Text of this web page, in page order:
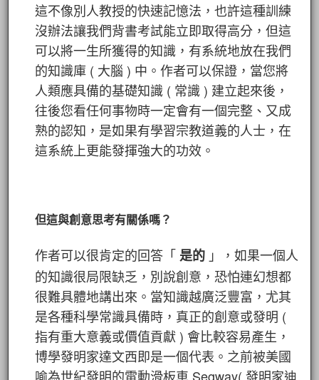
這不像別人教授的快速記憶法，也許這種訓練
沒辦法讓我們背書考試能立即取得高分，但這
可以將一生所獲得的知識，有系統地放在我們
的知識庫 ( 大腦 ) 中。作者可以保證，當您將
人類應具備的基礎知識 ( 常識 ) 建立起來後，
往後您看任何事物時一定會有一個完整、又成
熟的認知，是如果有學習宗教道義的人士，在
這系統上更能發揮強大的功效。
但這與創意思考有關係嗎？
作者可以很肯定的回答「 是的 」，如果一個人
的知識很局限缺乏，別說創意，恐怕連幻想都
很難具體地講出來。當知識越廣泛豐富，尤其
是各種科學常識具備時，真正的創意或發明 (
指有重大意義或價值貢獻 ) 會比較容易產生，
博學發明家達文西即是一個代表。之前被美國
喻為世紀發明的電動滑板車 Segway( 發明家迪